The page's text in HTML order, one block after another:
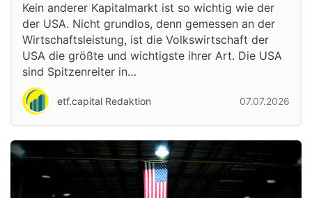
Kein anderer Kapitalmarkt ist so wichtig wie der
der USA. Nicht grundlos, denn gemessen an der
Wirtschaftsleistung, ist die Volkswirtschaft der
USA die größte und wichtigste ihrer Art. Die USA
sind Spitzenreiter in…
etf.capital Redaktion 07.07.2026